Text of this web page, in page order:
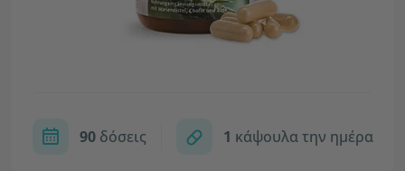
90δόσεις 1 κάψουλα την ημέρα